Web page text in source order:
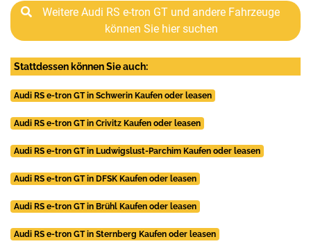
Weitere Audi RS e-tron GT und andere Fahrzeuge
können Sie hier suchen
Stattdessen können Sie auch:
Audi RS e-tron GT in Schwerin Kaufen oder leasen
Audi RS e-tron GT in Crivitz Kaufen oder leasen
Audi RS e-tron GT in Ludwigslust-Parchim Kaufen oder leasen
Audi RS e-tron GT in DFSK Kaufen oder leasen
Audi RS e-tron GT in Brühl Kaufen oder leasen
Audi RS e-tron GT in Sternberg Kaufen oder leasen